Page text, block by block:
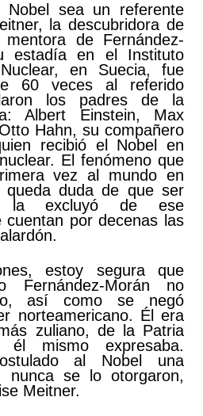
sea un referente
la descubridora de
de Fernández-
estadía en el Instituto
en Suecia, fue
60 veces al referido
los padres de la
Albert Einstein, Max
Hahn, su compañero
recibió el Nobel en
El fenómeno que
vez al mundo en
duda de que ser
excluyó de ese
cuentan por decenas las
estoy segura que
Fernández-Morán no
así como se negó
norteamericano. Él era
zuliano, de la Patria
él mismo expresaba.
al Nobel una
nunca se lo otorgaron,
Meitner.